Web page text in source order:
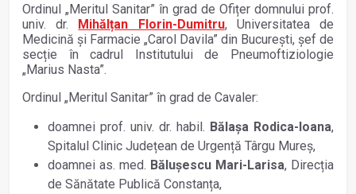
Ordinul „Meritul Sanitar” în grad de Ofițer domnului prof.
univ. dr. Mihălțan Florin-Dumitru, Universitatea de
Medicină și Farmacie „Carol Davila” din București, șef de
secție în cadrul Institutului de Pneumoftiziologie
„Marius Nasta”.
Ordinul „Meritul Sanitar” în grad de Cavaler:
doamnei prof. univ. dr. habil. Bălașa Rodica-Ioana,
Spitalul Clinic Județean de Urgență Târgu Mureș,
doamnei as. med. Bălușescu Mari-Larisa, Direcția
de Sănătate Publică Constanța,